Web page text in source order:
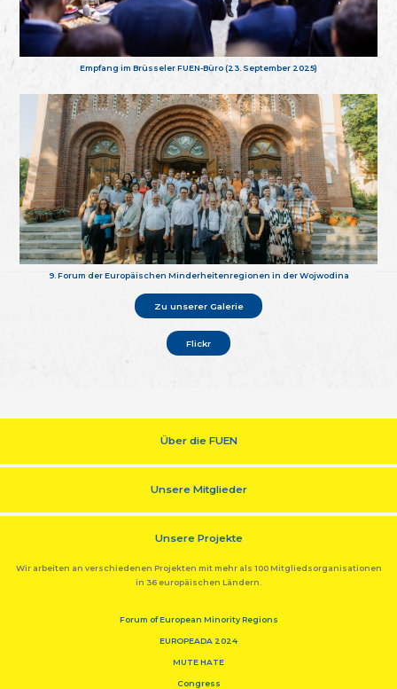
Empfang im Brüsseler FUEN-Büro (23. September 2025)
9. Forum der Europäischen Minderheitenregionen in der Wojwodina
Zu unserer Galerie
Flickr
Über die FUEN
Unsere Mitglieder
Unsere Projekte
Wir arbeiten an verschiedenen Projekten mit mehr als 100 Mitgliedsorganisationen
in 36 europäischen Ländern.
Forum of European Minority Regions
EUROPEADA 2024
MUTE HATE
Congress